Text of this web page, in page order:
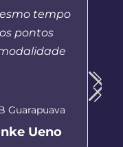
tempo
pontos
Guarapuava
Ueno